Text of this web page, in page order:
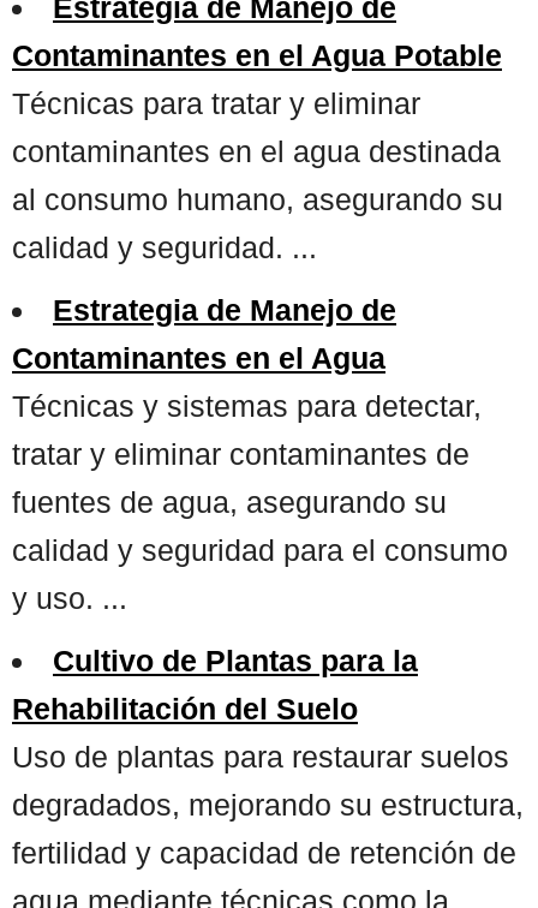
Estrategia de Manejo de
Contaminantes en el Agua Potable
Técnicas para tratar y eliminar
contaminantes en el agua destinada
al consumo humano, asegurando su
calidad y seguridad. ...
Estrategia de Manejo de
Contaminantes en el Agua
Técnicas y sistemas para detectar,
tratar y eliminar contaminantes de
fuentes de agua, asegurando su
calidad y seguridad para el consumo
y uso. ...
Cultivo de Plantas para la
Rehabilitación del Suelo
Uso de plantas para restaurar suelos
degradados, mejorando su estructura,
fertilidad y capacidad de retención de
agua mediante técnicas como la